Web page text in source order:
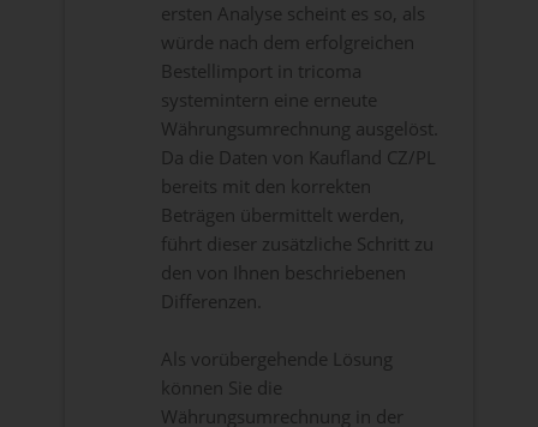
ersten Analyse scheint es so, als
würde nach dem erfolgreichen
Bestellimport in tricoma
systemintern eine erneute
Währungsumrechnung ausgelöst.
Da die Daten von Kaufland CZ/PL
bereits mit den korrekten
Beträgen übermittelt werden,
führt dieser zusätzliche Schritt zu
den von Ihnen beschriebenen
Differenzen.
Als vorübergehende Lösung
können Sie die
Währungsumrechnung in der